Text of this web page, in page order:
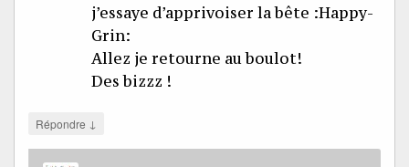
j’essaye d’apprivoiser la bête :Happy-
Grin:
Allez je retourne au boulot!
Des bizzz !
Répondre ↓